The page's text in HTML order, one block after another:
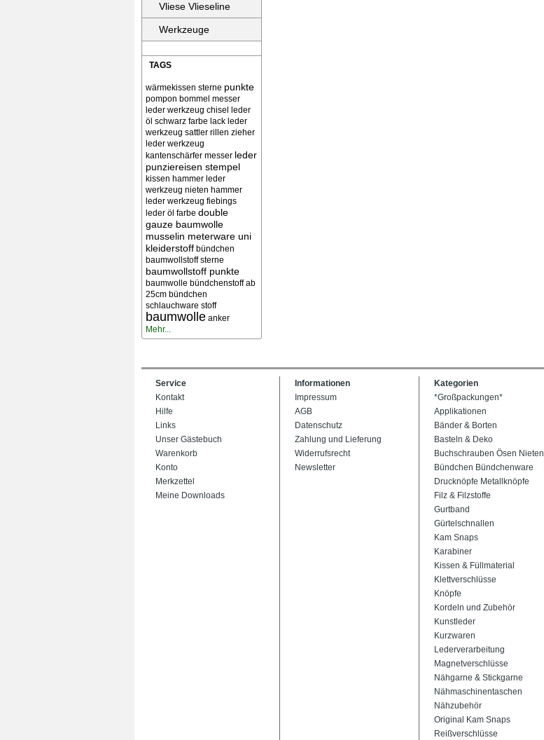
Vliese Vlieseline
Werkzeuge
TAGS
wärmekissen sterne punkte
pompon bommel messer
leder werkzeug chisel
leder
öl schwarz farbe lack leder
werkzeug sattler rillen zieher
leder werkzeug
kantenschärfer messer leder
punziereisen stempel
kissen hammer leder
werkzeug nieten hammer
leder werkzeug fiebings
leder öl farbe double
gauze baumwolle
musselin meterware uni
kleiderstoff bündchen
baumwollstoff sterne
baumwollstoff punkte
baumwolle bündchenstoff ab
25cm bündchen
schlauchware stoff
baumwolle anker
Mehr...
Service
Kontakt
Hilfe
Links
Unser Gästebuch
Warenkorb
Konto
Merkzettel
Meine Downloads
Informationen
Impressum
AGB
Datenschutz
Zahlung und Lieferung
Widerrufsrecht
Newsletter
Kategorien
*Großpackungen*
Applikationen
Bänder & Borten
Basteln & Deko
Buchschrauben Ösen Nieten
Bündchen Bündchenware
Drucknöpfe Metallknöpfe
Filz & Filzstoffe
Gurtband
Gürtelschnallen
Kam Snaps
Karabiner
Kissen & Füllmaterial
Klettverschlüsse
Knöpfe
Kordeln und Zubehör
Kunstleder
Kurzwaren
Lederverarbeitung
Magnetverschlüsse
Nähgarne & Stickgarne
Nähmaschinentaschen
Nähzubehör
Original Kam Snaps
Reißverschlüsse